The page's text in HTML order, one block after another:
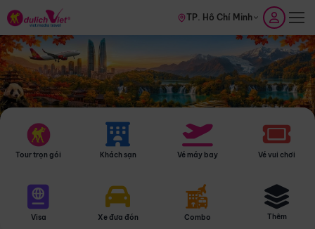
TP. Hồ Chí Minh
Tour trọn gói Khách sạn Vé máy bay Vé vui chơi
Visa Xe đưa đón Combo Thêm